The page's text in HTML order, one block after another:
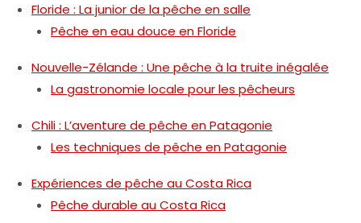
Floride : La junior de la pêche en salle
Pêche en eau douce en Floride
Nouvelle-Zélande : Une pêche à la truite inégalée
La gastronomie locale pour les pêcheurs
Chili : L’aventure de pêche en Patagonie
Les techniques de pêche en Patagonie
Expériences de pêche au Costa Rica
Pêche durable au Costa Rica